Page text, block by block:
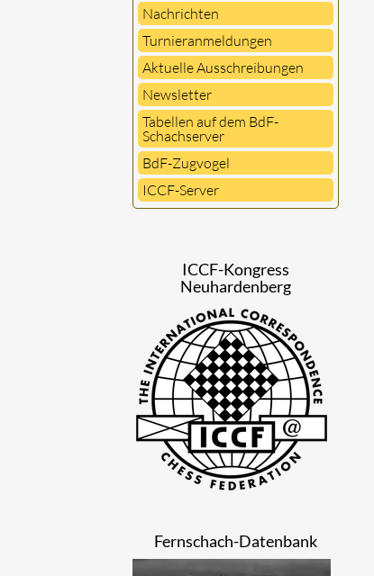
Nachrichten
Turnieranmeldungen
Aktuelle Ausschreibungen
Newsletter
Tabellen auf dem BdF-
Schachserver
BdF-Zugvogel
ICCF-Server
ICCF-Kongress
Neuhardenberg
Fernschach-Datenbank